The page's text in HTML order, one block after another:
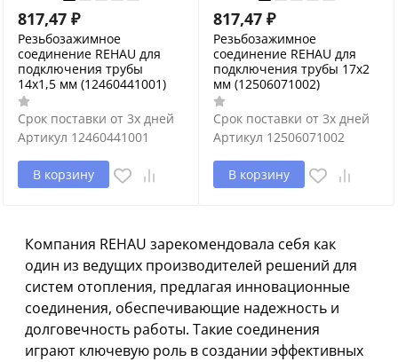
817,47 ₽
Резьбозажимное
соединение REHAU для
подключения трубы
14х1,5 мм (12460441001)
Срок поставки от 3х дней
Артикул 12460441001
В корзину
817,47 ₽
Резьбозажимное
соединение REHAU для
подключения трубы 17х2
мм (12506071002)
Срок поставки от 3х дней
Артикул 12506071002
В корзину
Компания REHAU зарекомендовала себя как
один из ведущих производителей решений для
систем отопления, предлагая инновационные
соединения, обеспечивающие надежность и
долговечность работы. Такие соединения
играют ключевую роль в создании эффективных